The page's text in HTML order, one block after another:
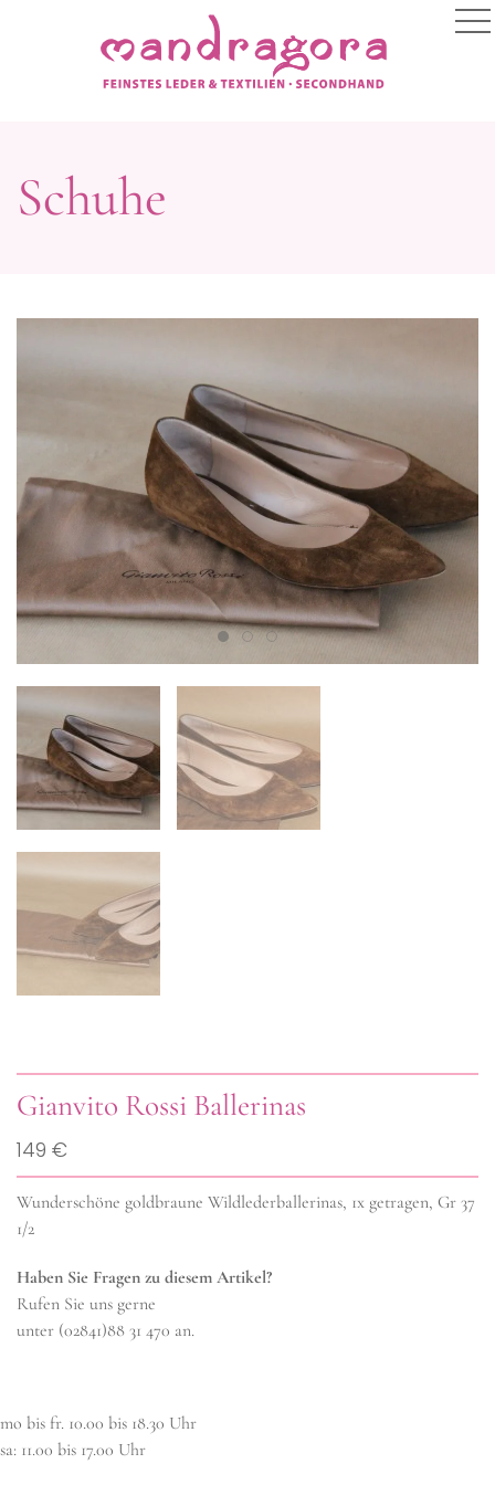
Schuhe
Gianvito Rossi Ballerinas
149 €
Wunderschöne goldbraune Wildlederballerinas, 1x getragen, Gr 37
1/2
Haben Sie Fragen zu diesem Artikel?
Rufen Sie uns gerne
unter (02841)88 31 470 an.
mo bis fr. 10.00 bis 18.30 Uhr
sa: 11.00 bis 17.00 Uhr